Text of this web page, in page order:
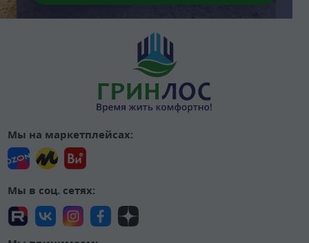
Мы на маркетплейсах:
Мы в соц. сетях: